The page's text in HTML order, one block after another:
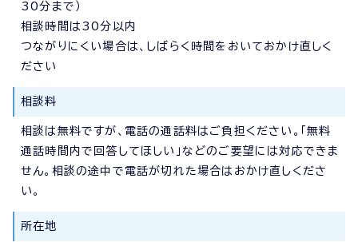
30分まで）
相談時間は30分以内
つながりにくい場合は、しばらく時間をおいておかけ直しく
ださい
相談料
相談は無料ですが、電話の通話料はご負担ください。「無料
通話時間内で回答してほしい」などのご要望には対応できま
せん。相談の途中で電話が切れた場合はおかけ直しくださ
い。
所在地